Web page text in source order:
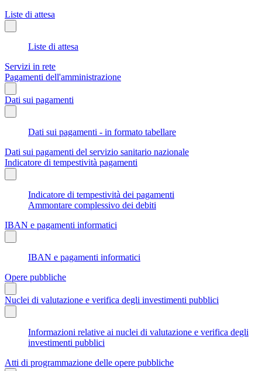
Liste di attesa
Liste di attesa
Servizi in rete
Pagamenti dell'amministrazione
Dati sui pagamenti
Dati sui pagamenti - in formato tabellare
Dati sui pagamenti del servizio sanitario nazionale
Indicatore di tempestività pagamenti
Indicatore di tempestività dei pagamenti
Ammontare complessivo dei debiti
IBAN e pagamenti informatici
IBAN e pagamenti informatici
Opere pubbliche
Nuclei di valutazione e verifica degli investimenti pubblici
Informazioni relative ai nuclei di valutazione e verifica degli
investimenti pubblici
Atti di programmazione delle opere pubbliche